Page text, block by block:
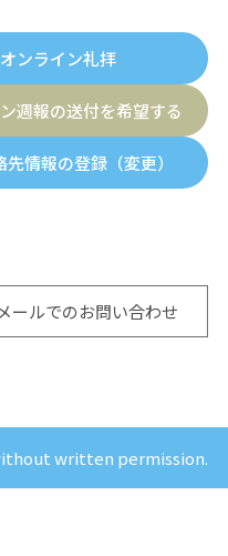
オンライン礼拝
週報の送付を希望する
先情報の登録（変更）
ールでのお問い合わせ
written permission.